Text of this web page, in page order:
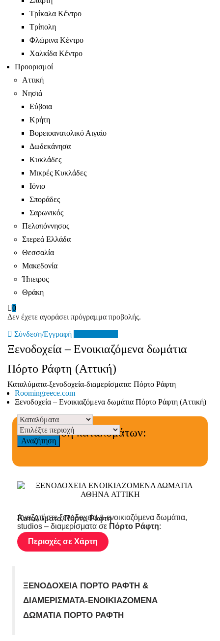
Τρίκαλα Κέντρο
Τρίπολη
Φλώρινα Κέντρο
Χαλκίδα Κέντρο
Προορισμοί
Αττική
Νησιά
Εύβοια
Κρήτη
Βορειοανατολικό Αιγαίο
Δωδεκάνησα
Κυκλάδες
Μικρές Κυκλάδες
Ιόνιο
Σποράδες
Σαρωνικός
Πελοπόννησος
Στερεά Ελλάδα
Θεσσαλία
Μακεδονία
Ήπειρος
Θράκη
0
Δεν έχετε αγοράσει πρόγραμμα προβολής.
Σύνδεση/Εγγραφή
Ξενοδοχεία – Ενοικιαζόμενα δωμάτια
Πόρτο Ράφτη (Αττική)
Καταλύματα-ξενοδοχεία-διαμερίσματα: Πόρτο Ράφτη
Roomingreece.com
Ξενοδοχεία – Ενοικιαζόμενα δωμάτια Πόρτο Ράφτη (Αττική)
Αναζήτηση καταλυμάτων:
Αναζήτηση
Καταλύματα Πόρτο Ράφτη
Αναζητήστε ξενοδοχεία & ενοικιαζόμενα δωμάτια,
studios – διαμερίσματα σε Πόρτο Ράφτη:
Περιοχές σε Χάρτη
ΞΕΝΟΔΟΧΕΙΑ ΠΟΡΤΟ ΡΑΦΤΗ &
ΔΙΑΜΕΡΙΣΜΑΤΑ-ΕΝΟΙΚΙΑΖΟΜΕΝΑ
ΔΩΜΑΤΙΑ ΠΟΡΤΟ ΡΑΦΤΗ